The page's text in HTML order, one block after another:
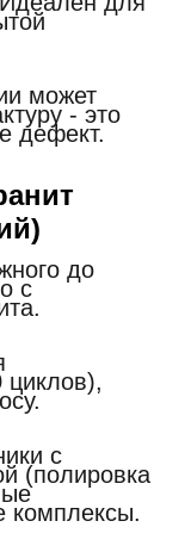
может
- это
дефект.
до
с
циклов),
с
(полировка
комплексы.